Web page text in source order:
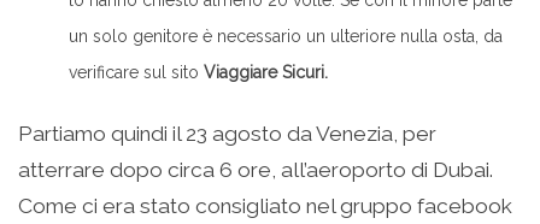
un solo genitore è necessario un ulteriore nulla osta, da
verificare sul sito Viaggiare Sicuri.
Partiamo quindi il 23 agosto da Venezia, per
atterrare dopo circa 6 ore, all’aeroporto di Dubai.
Come ci era stato consigliato nel gruppo facebook